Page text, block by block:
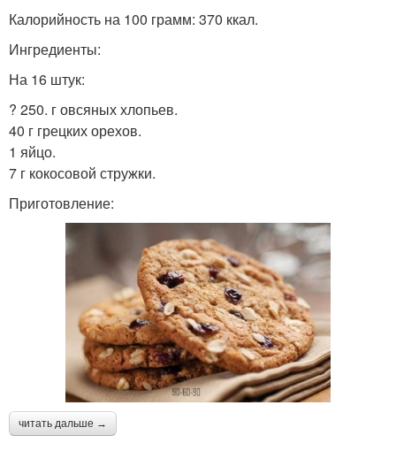
Калорийность на 100 грамм: 370 ккал.
Ингредиенты:
На 16 штук:
? 250. г овсяных хлопьев.
40 г грецких орехов.
1 яйцо.
7 г кокосовой стружки.
Приготовление:
читать дальше →